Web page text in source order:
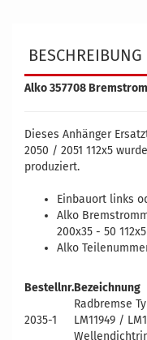
BESCHREIBUNG
Alko 357708
Dieses Anhänger
2050 / 2051 112x5
produziert.
Einbauort links
Alko
200x35 - 50
Alko
Bestellnr.Bezeichnung
2035-1
Radbremse
LM11949 /